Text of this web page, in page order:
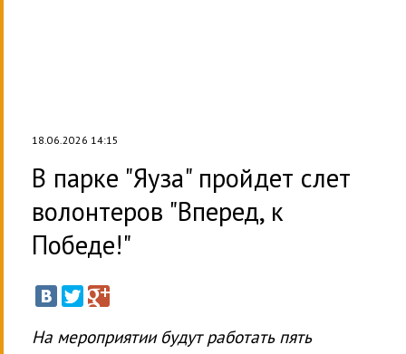
18.06.2026 14:15
В парке "Яуза" пройдет слет
волонтеров "Вперед, к
Победе!"
На мероприятии будут работать пять